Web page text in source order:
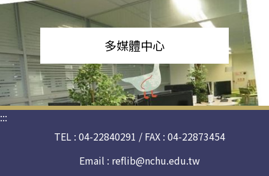
多媒體中心
:::
TEL : 04-22840291 / FAX : 04-22873454
Email : reflib@nchu.edu.tw